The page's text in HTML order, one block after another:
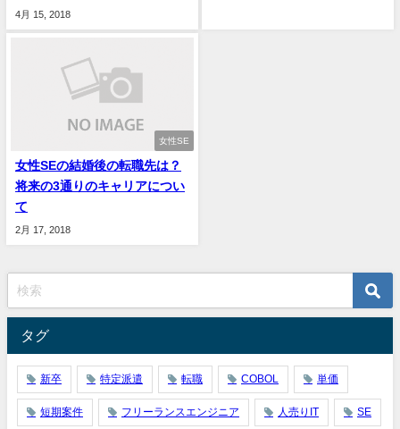
4月 15, 2018
女性SE
女性SEの結婚後の転職先は？
将来の3通りのキャリアについ
て
2月 17, 2018
タグ
新卒 特定派遣 転職 COBOL 単価
短期案件 フリーランスエンジニア 人売りIT SE